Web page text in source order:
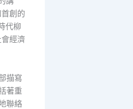
創的
代柳
經濟
描寫
著重
聯絡